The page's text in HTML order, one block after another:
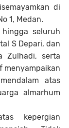
di
1, Medan.
seluruh
S Depari, dan
Zulhadi, serta
menyampaikan
atas
almarhum
kepergian